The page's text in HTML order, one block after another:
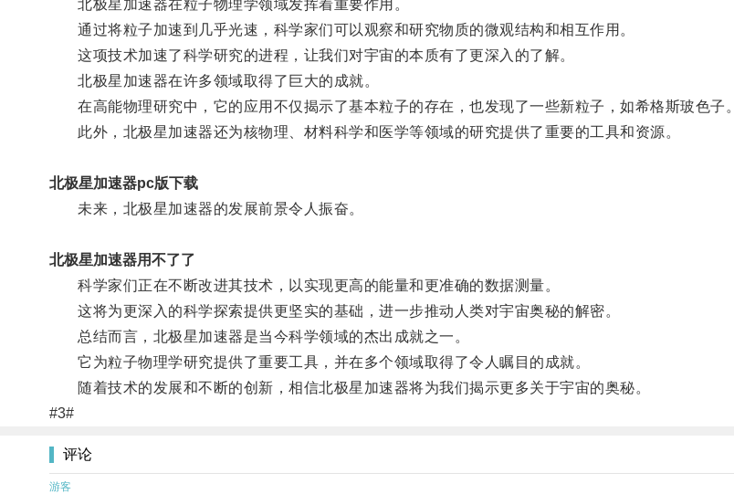
北极星加速器在粒子物理学领域发挥着重要作用。
通过将粒子加速到几乎光速，科学家们可以观察和研究物质的微观结构和相互作用。
这项技术加速了科学研究的进程，让我们对宇宙的本质有了更深入的了解。
北极星加速器在许多领域取得了巨大的成就。
在高能物理研究中，它的应用不仅揭示了基本粒子的存在，也发现了一些新粒子，如希格斯玻色子。
此外，北极星加速器还为核物理、材料科学和医学等领域的研究提供了重要的工具和资源。
北极星加速器pc版下载
未来，北极星加速器的发展前景令人振奋。
北极星加速器用不了了
科学家们正在不断改进其技术，以实现更高的能量和更准确的数据测量。
这将为更深入的科学探索提供更坚实的基础，进一步推动人类对宇宙奥秘的解密。
总结而言，北极星加速器是当今科学领域的杰出成就之一。
它为粒子物理学研究提供了重要工具，并在多个领域取得了令人瞩目的成就。
随着技术的发展和不断的创新，相信北极星加速器将为我们揭示更多关于宇宙的奥秘。
#3#
评论
游客